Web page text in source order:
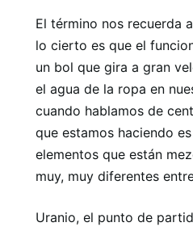
El término nos recuerda
lo cierto es que el
un bol que gira a gran
el agua de la ropa en
cuando hablamos de
que estamos haciendo
elementos que están
muy, muy diferentes
Uranio, el punto de